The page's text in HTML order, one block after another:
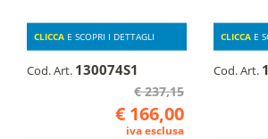
CLICCA E SCOPRI I DETTAGLI
Cod. Art. 130074S1
€ 237,15
€ 166,00
iva esclusa
CLICCA E
Cod. Art.